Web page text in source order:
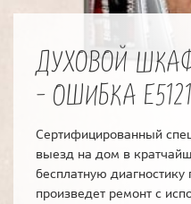
ДУХОВОЙ ШКАФ
- ОШИБКА E5121
Сертифицированный
выезд на дом в
бесплатную
произведет ремонт с